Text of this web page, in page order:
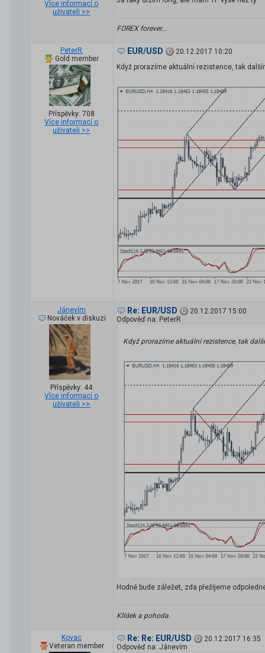
Více informací o
uživateli >>
FOREX forever...
PeterR
Gold member
Příspěvky: 708
Více informací o
uživateli >>
EUR/USD
20.12.2017 10:20
Když prorazíme aktuální rezistence, tak
Jánevím
Nováček v diskuzi
Příspěvky: 44
Více informací o
uživateli >>
Re: EUR/USD
20.12.2017 15:00
Odpověď na: PeterR
Když prorazíme aktuální rezistence, tak
Hodně bude záležet, zda přežijeme
Klídek a pohoda.
Kovac
Veteran member
Re: Re: EUR/USD
20.12.2017 16:35
Odpověď na: Jánevím